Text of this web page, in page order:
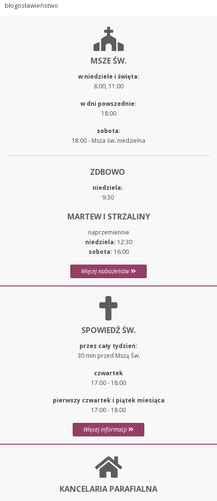
błogosławieństwo
MSZE ŚW.
w niedziele i święta:
8:00, 11:00
w dni powszednie:
18:00
sobota:
18:00 - Msza św. niedzielna
ZDBOWO
niedziela:
9:30
MARTEW I STRZALINY
naprzemiennie
niedziela: 12:30
sobota: 16:00
Więcej nabożeństw
SPOWIEDŹ ŚW.
przez cały tydzień:
30 min przed Mszą Św.
czwartek
17:00 - 18:00
pierwszy czwartek i piątek miesiąca
17:00 - 18:00
Więcej informacji
KANCELARIA PARAFIALNA